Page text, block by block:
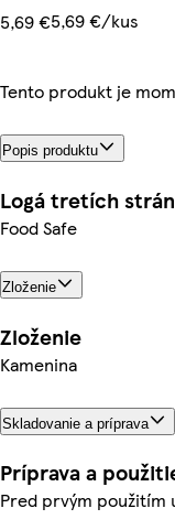
5,69 €5,69 €/kus
Tento produkt je
Popis produktu
Logá tretích strán
Food Safe
Zloženie
Zloženie
Kamenina
Skladovanie a príprava
Príprava a
Pred prvým použitím